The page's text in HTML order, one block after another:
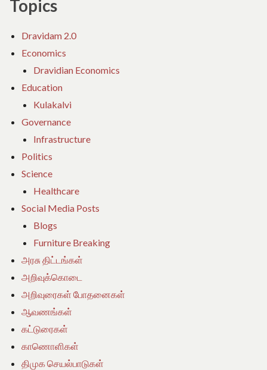
Topics
Dravidam 2.0
Economics
Dravidian Economics
Education
Kulakalvi
Governance
Infrastructure
Politics
Science
Healthcare
Social Media Posts
Blogs
Furniture Breaking
அரசு திட்டங்கள்
அறிவுக்கொடை
அறிவுரைகள் போதனைகள்
ஆவணங்கள்
கட்டுரைகள்
காணொளிகள்
திமுக செயல்பாடுகள்